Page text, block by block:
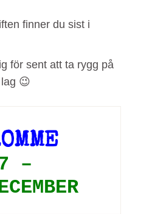
finner du sist i
för sent att ta rygg på
😉
–